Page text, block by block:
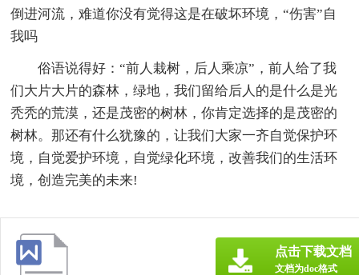
倒进河流，难道你没有觉得这是在破坏环境，“伤害”自
我吗
俗语说得好：“前人栽树，后人乘凉”，前人给了我
们大片大片的森林，绿地，我们留给后人的是什么是光
秃秃的荒漠，还是茂密的树林，你肯定选择的是茂密的
树林。那还有什么犹豫的，让我们大家一齐自觉保护环
境，自觉爱护环境，自觉绿化环境，改善我们的生活环
境，创造完美的未来!
点击下载文档
文档为doc格式